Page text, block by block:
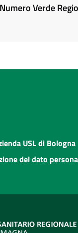
Verde
USL di Bologna
del dato